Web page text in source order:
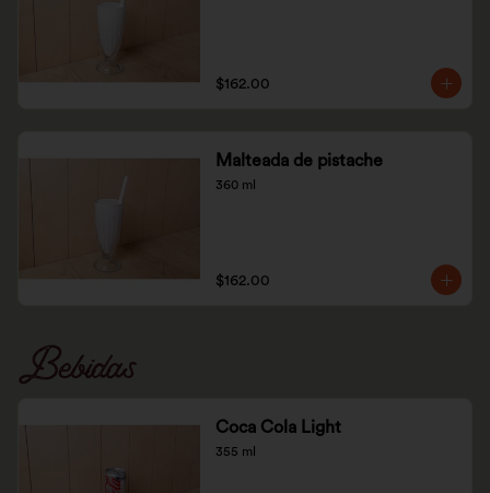
$162.00
Malteada de pistache
360 ml
$162.00
Bebidas
Coca Cola Light
355 ml